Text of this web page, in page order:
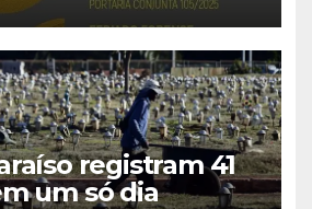
registram 41
um só dia